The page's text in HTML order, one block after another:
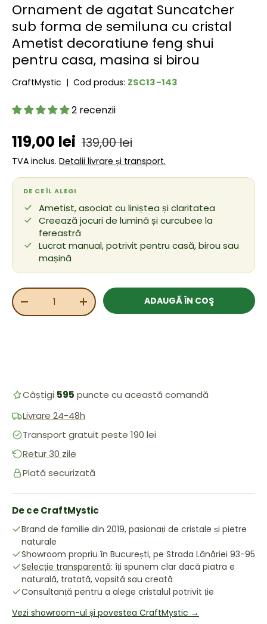
Ornament de agatat Suncatcher
sub forma de semiluna cu cristal
Ametist decoratiune feng shui
pentru casa, masina si birou
CraftMystic | Cod produs: ZSC13-143
2 recenzii
Preț de vânzare
119,00 lei Preț obișnuit
139,00 lei
TVA inclus. Detalii livrare și transport.
DE CE ÎL ALEGI
Ametist, asociat cu liniștea și claritatea
Creează jocuri de lumină și curcubee la
fereastră
Lucrat manual, potrivit pentru casă, birou sau
mașină
Cant.
REDUCEȚI CANTITATEAMĂRIȚI CANTITATEAADAUGĂ ÎN COŞ
Câștigi 595 puncte cu această comandă
Livrare 24-48h
Transport gratuit peste 190 lei
Retur 30 zile
Plată securizată
De ce CraftMystic
Brand de familie din 2019, pasionați de cristale și pietre
naturale
Showroom propriu în București, pe Strada Lânăriei 93-95
Selecție transparentă: îți spunem clar dacă piatra e
naturală, tratată, vopsită sau creată
Consultanță pentru a alege cristalul potrivit ție
Vezi showroom-ul și povestea CraftMystic →